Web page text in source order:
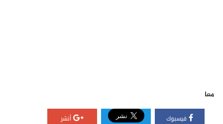
معا
فيسبوك أنشر